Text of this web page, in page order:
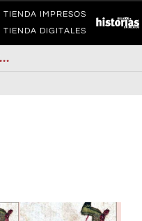
TIENDA IMPRESOS
TIENDA DIGITALES